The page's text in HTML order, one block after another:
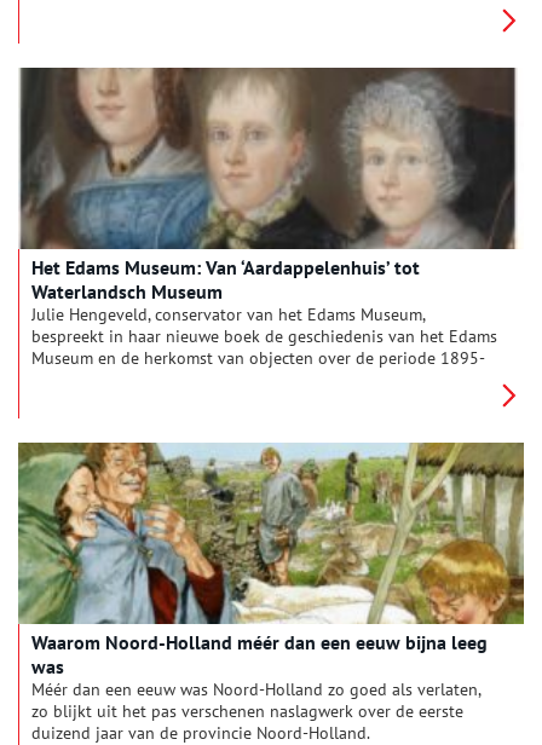
Het Edams Museum: Van ‘Aardappelenhuis’ tot
Waterlandsch Museum
Julie Hengeveld, conservator van het Edams Museum,
bespreekt in haar nieuwe boek de geschiedenis van het Edams
Museum en de herkomst van objecten over de periode 1895-
bewaard gebleven rijke museumarchief.
Waarom Noord-Holland méér dan een eeuw bijna leeg
was
Méér dan een eeuw was Noord-Holland zo goed als verlaten,
zo blijkt uit het pas verschenen naslagwerk over de eerste
duizend jaar van de provincie Noord-Holland.